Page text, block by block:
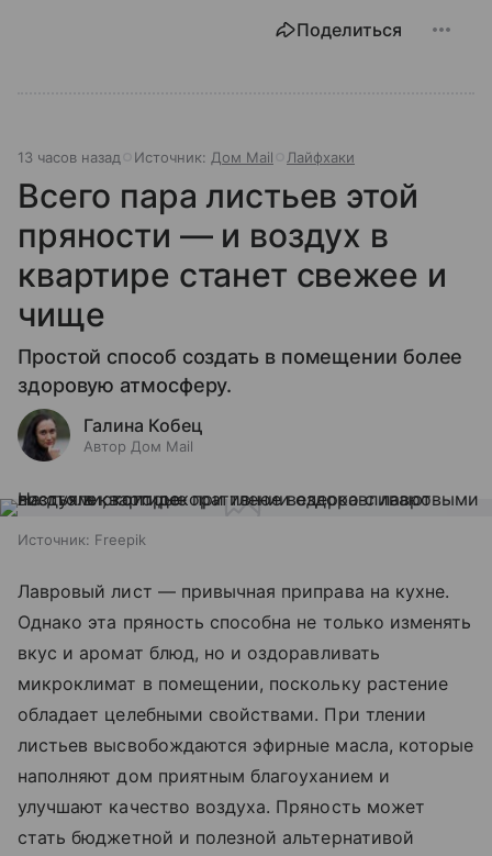
Поделиться
13 часов назад Источник: Дом Mail Лайфхаки
Всего пара листьев этой
пряности — и воздух в
квартире станет свежее и
чище
Простой способ создать в помещении более
здоровую атмосферу.
Галина Кобец
Автор Дом Mail
Источник: Freepik
Лавровый лист — привычная приправа на кухне.
Однако эта пряность способна не только изменять
вкус и аромат блюд, но и оздоравливать
микроклимат в помещении, поскольку растение
обладает целебными свойствами. При тлении
листьев высвобождаются эфирные масла, которые
наполняют дом приятным благоуханием и
улучшают качество воздуха. Пряность может
стать бюджетной и полезной альтернативой